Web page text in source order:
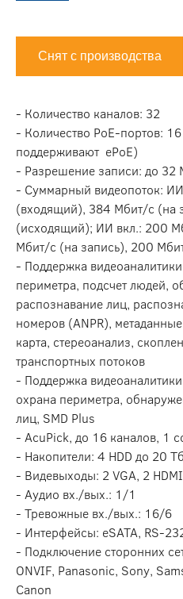
Снят с производства
- Количество каналов: 32
- Количество PoE-портов:
поддерживают ePoE)
- Разрешение записи: до 32
- Суммарный видеопоток:
(входящий), 384 Мбит/с (на
(исходящий); ИИ вкл.: 200
Мбит/с (на запись), 200
- Поддержка
периметра, подсчет людей,
распознавание лиц,
номеров (ANPR),
карта, стереоанализ,
транспортных потоков
- Поддержка
охрана периметра,
лиц, SMD Plus
- AcuPick, до 16 каналов, 1
- Накопители: 4 HDD до 20
- Видевыходы: 2 VGA, 2
- Аудио вх./вых.: 1/1
- Тревожные вх./вых.: 16/6
- Интерфейсы: eSATA, RS-
- Подключение сторонних
ONVIF, Panasonic, Sony,
Canon